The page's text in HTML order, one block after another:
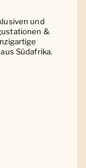
und
&
Südafrika.